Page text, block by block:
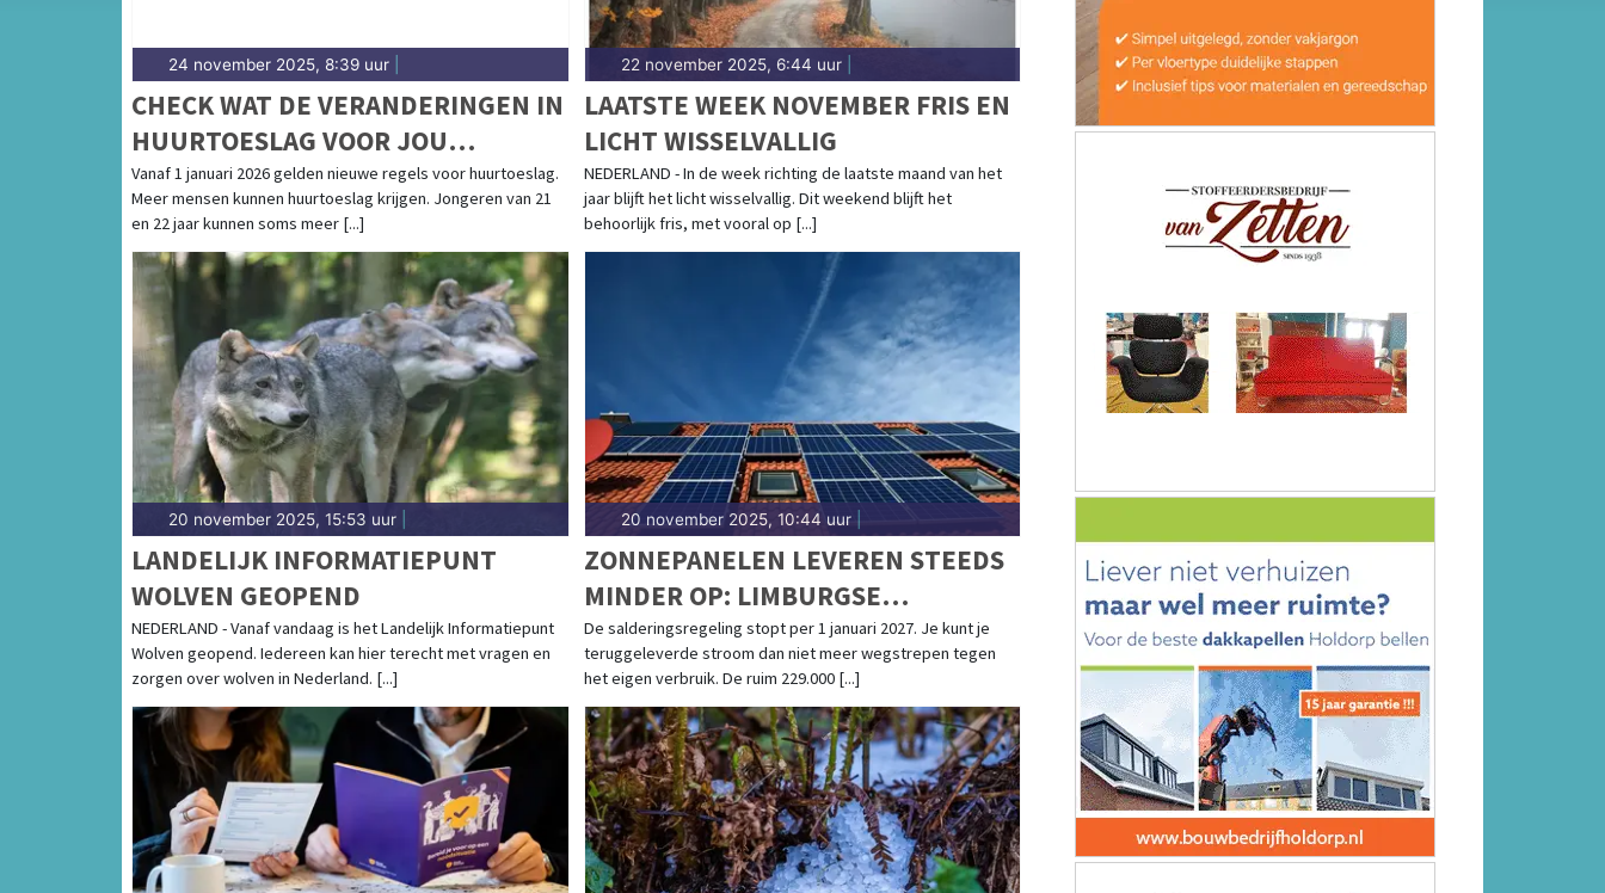
24 november 2025, 8:39 uur
CHECK WAT DE VERANDERINGEN IN
HUURTOESLAG VOOR JOU
BETEKENEN
Vanaf 1 januari 2026 gelden nieuwe regels voor huurtoeslag.
Meer mensen kunnen huurtoeslag krijgen. Jongeren van 21
en 22 jaar kunnen soms meer [...]
22 november 2025, 6:44 uur|
LAATSTE WEEK NOVEMBER FRIS EN
LICHT WISSELVALLIG
NEDERLAND - In de week richting de laatste maand van het
jaar blijft het licht wisselvallig. Dit weekend blijft het
behoorlijk fris, met vooral op [...]
20 november 2025, 15:53 uur
LANDELIJK INFORMATIEPUNT
WOLVEN GEOPEND
NEDERLAND - Vanaf vandaag is het Landelijk Informatiepunt
Wolven geopend. Iedereen kan hier terecht met vragen en
zorgen over wolven in Nederland. [...]
20 november 2025, 10:44 uur|
ZONNEPANELEN LEVEREN STEEDS
MINDER OP: LIMBURGSE
HUISHOUDENS GEMIDDELD € 253
MINDER OPBRENGST IN 2027
De salderingsregeling stopt per 1 januari 2027. Je kunt je
teruggeleverde stroom dan niet meer wegstrepen tegen
het eigen verbruik. De ruim 229.000 [...]